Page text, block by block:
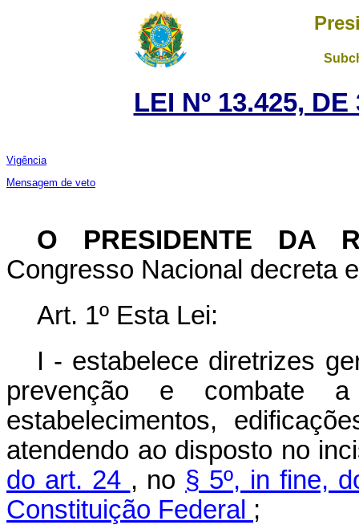
LEI Nº 13.425,
Vigência
Mensagem de veto
O PRESIDENTE DA
Congresso Nacional decreta
Art. 1º Esta Lei:
I - estabelece diretrizes
prevenção e combate
estabelecimentos,
atendendo ao disposto no
do art. 24 , no § 5º, in fine,
Constituição Federal ;